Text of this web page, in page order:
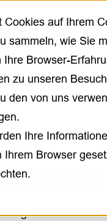
Cookies auf Ihrem
sammeln, wie Sie
Browser-
zu unseren
den von uns
Ihre
Browser
an den